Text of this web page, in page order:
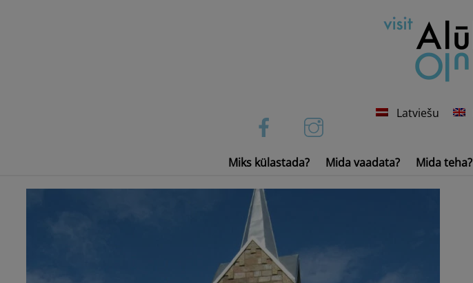
Latviešu
Miks külastada? Mida vaadata? Mida teha?